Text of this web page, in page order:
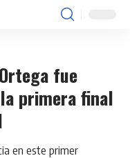
fue
primera final
en este primer